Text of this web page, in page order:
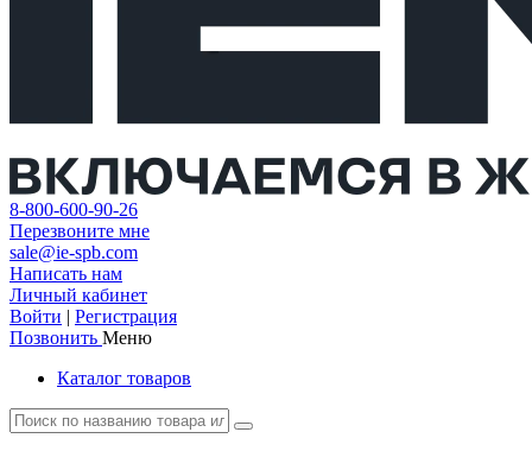
8-800-600-90-26
Перезвоните мне
sale@ie-spb.com
Написать нам
Личный кабинет
Войти | Регистрация
Позвонить Меню
Каталог товаров